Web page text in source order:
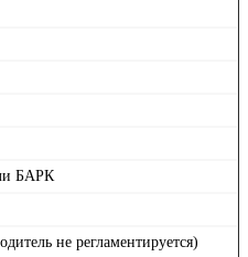
БАРК
не регламентируется)